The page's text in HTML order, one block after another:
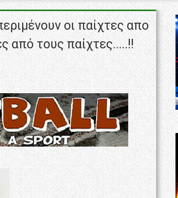
οι παίχτες απο
από τους παίχτες.....!!